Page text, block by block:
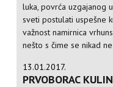
luka, povrća uzgajanog
sveti postulati uspešne
važnost namirnica
nešto s čime se nikad
13.01.2017.
PRVOBORAC